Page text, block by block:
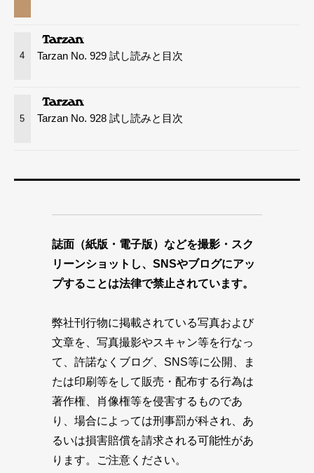
4 Tarzan No. 929 試し読みと目次
5 Tarzan No. 928 試し読みと目次
誌面（紙版・電子版）などを撮影・スク
リーンショットし、SNSやブログにアッ
プすることは法律で禁止されています。
弊社刊行物に掲載されている写真および
文章を、写真撮影やスキャン等を行なっ
て、許諾なくブログ、SNS等に公開、ま
たは印刷等をして販売・配布する行為は
著作権、肖像権等を侵害するものであ
り、場合によっては刑事罰が科され、あ
るいは損害賠償を請求される可能性があ
ります。ご注意ください。